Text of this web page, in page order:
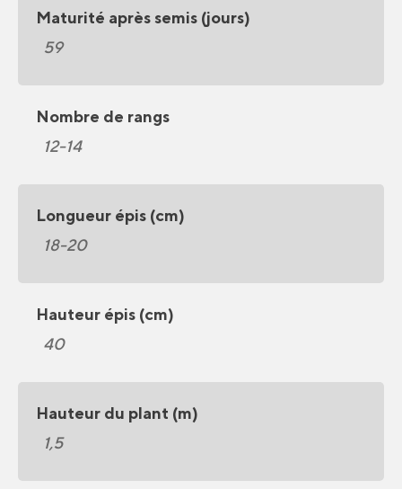
Maturité après semis (jours)
59
Nombre de rangs
12-14
Longueur épis (cm)
18-20
Hauteur épis (cm)
40
Hauteur du plant (m)
1,5